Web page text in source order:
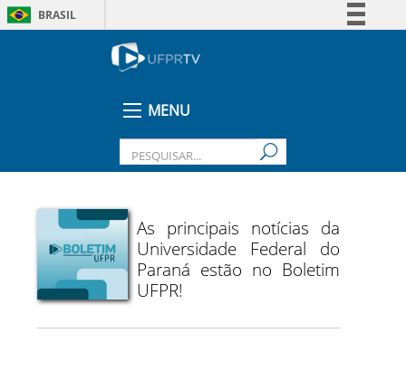
BRASIL
Legislação
MENU
As principais notícias da
Universidade Federal do
Paraná estão no Boletim
UFPR!